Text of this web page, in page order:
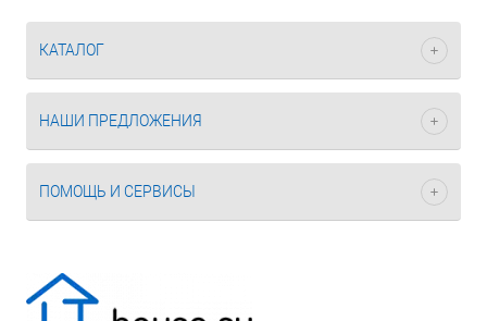
КАТАЛОГ
НАШИ ПРЕДЛОЖЕНИЯ
ПОМОЩЬ И СЕРВИСЫ